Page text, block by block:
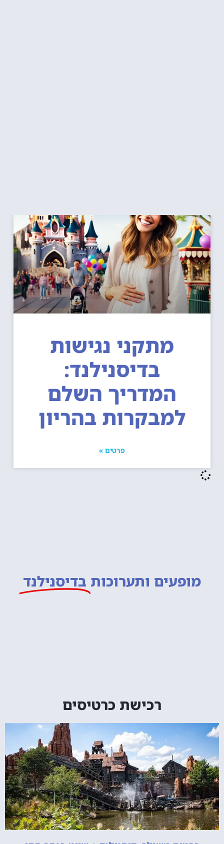
מתקני נגישות
בדיסנילנד:
המדריך השלם
למבקרות בהריון
פרטים »
מופעים ותערוכות בדיסנילנד
רכישת כרטיסים